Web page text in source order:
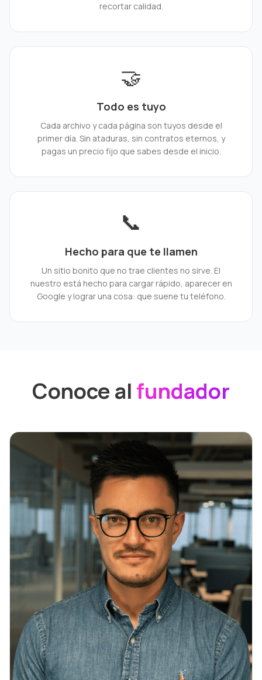
recortar calidad.
🤝
Todo es tuyo
Cada archivo y cada página son tuyos desde el
primer día. Sin ataduras, sin contratos eternos, y
pagas un precio fijo que sabes desde el inicio.
📞
Hecho para que te llamen
Un sitio bonito que no trae clientes no sirve. El
nuestro está hecho para cargar rápido, aparecer en
Google y lograr una cosa: que suene tu teléfono.
Conoce al fundador